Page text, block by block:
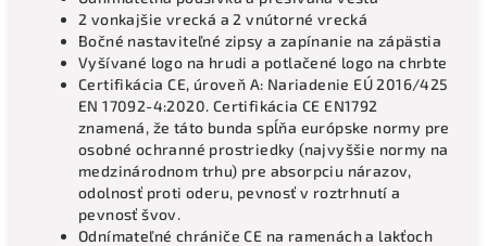
2 vonkajšie vrecká a 2 vnútorné vrecká
Bočné nastaviteľné zipsy a zapínanie na zápästia
Vyšívané logo na hrudi a potlačené logo na chrbte
Certifikácia CE, úroveň A: Nariadenie EÚ 2016/425
EN 17092-4:2020. Certifikácia CE EN1792
znamená, že táto bunda spĺňa európske normy pre
osobné ochranné prostriedky (najvyššie normy na
medzinárodnom trhu) pre absorpciu nárazov,
odolnosť proti oderu, pevnosť v roztrhnutí a
pevnosť švov.
Odnímateľné chrániče CE na ramenách a lakťoch